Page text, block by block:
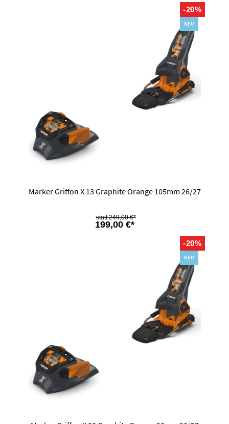
-20%
NEU
Marker Griffon X 13 Graphite Orange 105mm 26/27
199,00 €*
249,00 €*
-20%
NEU